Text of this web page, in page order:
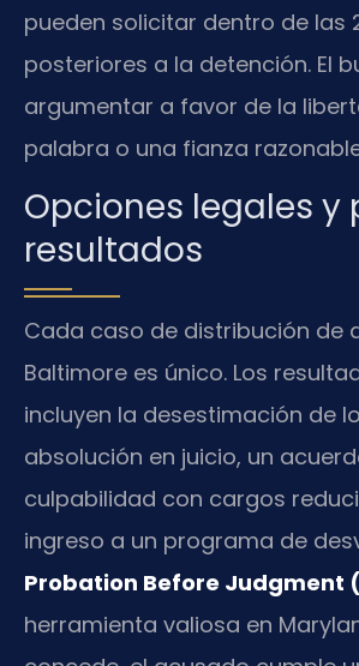
pueden solicitar dentro de las
posteriores a la detención. El
argumentar a favor de la
palabra o una fianza
Opciones legales y
resultados
Cada caso de distribución de
Baltimore es único. Los
incluyen la desestimación de
absolución en juicio, un
culpabilidad con cargos
ingreso a un programa de
Probation Before Judgment
herramienta valiosa en